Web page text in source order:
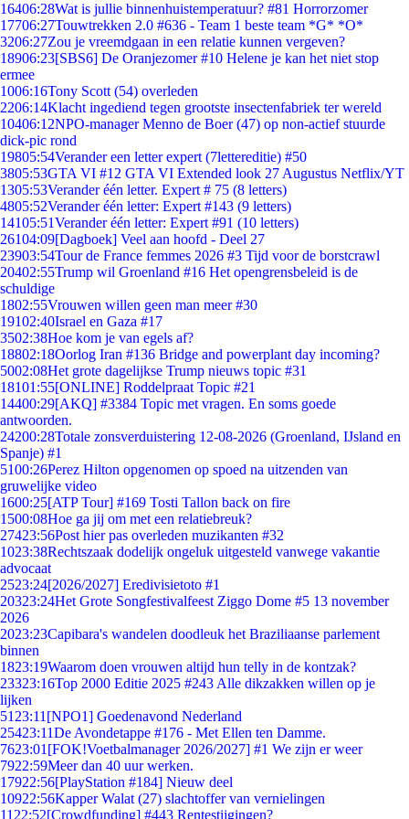
16406:28Wat is jullie binnenhuistemperatuur? #81 Horrorzomer
17706:27Touwtrekken 2.0 #636 - Team 1 beste team *G* *O*
3206:27Zou je vreemdgaan in een relatie kunnen vergeven?
18906:23[SBS6] De Oranjezomer #10 Helene je kan het niet stop
ermee
1006:16Tony Scott (54) overleden
2206:14Klacht ingediend tegen grootste insectenfabriek ter wereld
10406:12NPO-manager Menno de Boer (47) op non-actief stuurde
dick-pic rond
19805:54Verander een letter expert (7lettereditie) #50
3805:53GTA VI #12 GTA VI Extended look 27 Augustus Netflix/YT
1305:53Verander één letter. Expert # 75 (8 letters)
4805:52Verander één letter: Expert #143 (9 letters)
14105:51Verander één letter: Expert #91 (10 letters)
26104:09[Dagboek] Veel aan hoofd - Deel 27
23903:54Tour de France femmes 2026 #3 Tijd voor de borstcrawl
20402:55Trump wil Groenland #16 Het opengrensbeleid is de
schuldige
1802:55Vrouwen willen geen man meer #30
19102:40Israel en Gaza #17
3502:38Hoe kom je van egels af?
18802:18Oorlog Iran #136 Bridge and powerplant day incoming?
5002:08Het grote dagelijkse Trump nieuws topic #31
18101:55[ONLINE] Roddelpraat Topic #21
14400:29[AKQ] #3384 Topic met vragen. En soms goede
antwoorden.
24200:28Totale zonsverduistering 12-08-2026 (Groenland, IJsland en
Spanje) #1
5100:26Perez Hilton opgenomen op spoed na uitzenden van
gruwelijke video
1600:25[ATP Tour] #169 Tosti Tallon back on fire
1500:08Hoe ga jij om met een relatiebreuk?
27423:56Post hier pas overleden muzikanten #32
1023:38Rechtszaak dodelijk ongeluk uitgesteld vanwege vakantie
advocaat
2523:24[2026/2027] Eredivisietoto #1
20323:24Het Grote Songfestivalfeest Ziggo Dome #5 13 november
2026
2023:23Capibara's wandelen doodleuk het Braziliaanse parlement
binnen
1823:19Waarom doen vrouwen altijd hun telly in de kontzak?
23323:16Top 2000 Editie 2025 #243 Alle dikzakken willen op je
lijken
51 23:11 [NPO1] Goedenavond Nederland
25423:11De Avondetappe #176 - Met Ellen ten Damme.
7623:01 [FOK!Voetbalmanager 2026/2027] #1 We zijn er weer
7922:59Meer dan 40 uur werken.
17922:56[PlayStation #184] Nieuw deel
10922:56Kapper Walat (27) slachtoffer van vernielingen
11 22:52[Crowdfunding] #443 Rentestijgingen?